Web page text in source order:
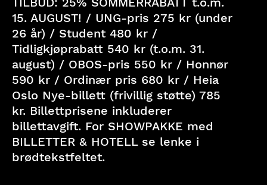
15. AUGUST! / UNG-pris 275 kr (under
26 år) / Student 480 kr /
Tidligkjøprabatt 540 kr (t.o.m. 31.
august) / OBOS-pris 550 kr / Honnør
590 kr / Ordinær pris 680 kr / Heia
Oslo Nye-billett (frivillig støtte) 785
kr. Billettprisene inkluderer
billettavgift. For SHOWPAKKE med
BILLETTER & HOTELL se lenke i
brødtekstfeltet.